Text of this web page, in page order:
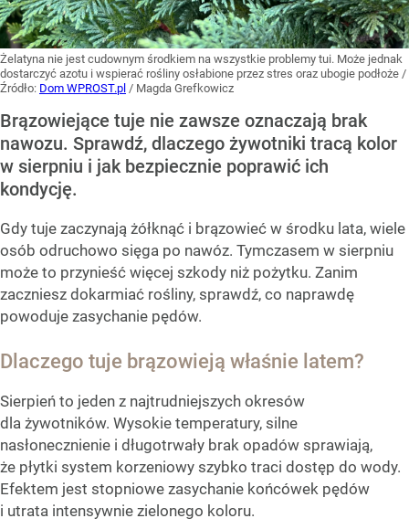
Żelatyna nie jest cudownym środkiem na wszystkie problemy tui. Może jednak
dostarczyć azotu i wspierać rośliny osłabione przez stres oraz ubogie podłoże /
Źródło: Dom WPROST.pl / Magda Grefkowicz
Brązowiejące tuje nie zawsze oznaczają brak
nawozu. Sprawdź, dlaczego żywotniki tracą kolor
w sierpniu i jak bezpiecznie poprawić ich
kondycję.
Gdy tuje zaczynają żółknąć i brązowieć w środku lata, wiele
osób odruchowo sięga po nawóz. Tymczasem w sierpniu
może to przynieść więcej szkody niż pożytku. Zanim
zaczniesz dokarmiać rośliny, sprawdź, co naprawdę
powoduje zasychanie pędów.
Dlaczego tuje brązowieją właśnie latem?
Sierpień to jeden z najtrudniejszych okresów
dla żywotników. Wysokie temperatury, silne
nasłonecznienie i długotrwały brak opadów sprawiają,
że płytki system korzeniowy szybko traci dostęp do wody.
Efektem jest stopniowe zasychanie końcówek pędów
i utrata intensywnie zielonego koloru.